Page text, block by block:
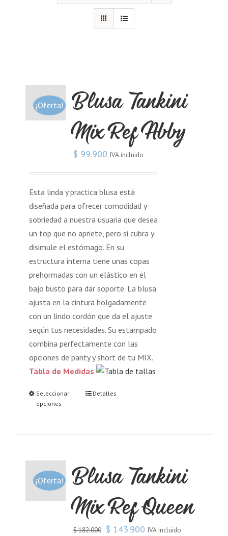
¡Oferta!
Blusa Tankini
Mix Ref Abby
$ 99.900 IVA incluido
Esta linda y practica blusa está
diseñada para ofrecer comodidad y
sobriedad a nuestra usuaria que desea
un top que no apriete, pero si cubra y
disimule el estómago. En su
estructura interna tiene unas copas
prehormadas con un elástico en el
bajo busto para dar soporte. La blusa
ajusta en la cintura holgadamente
con un lindo cordón que da el ajuste
según tus necesidades. Su estampado
combina perfectamente con las
opciones de panty y short de tu MIX.
Tabla de Medidas
Seleccionar
opciones
Detalles
¡Oferta!
Blusa Tankini
Mix Ref Queen
$182.000 $ 143.900 IVA incluido